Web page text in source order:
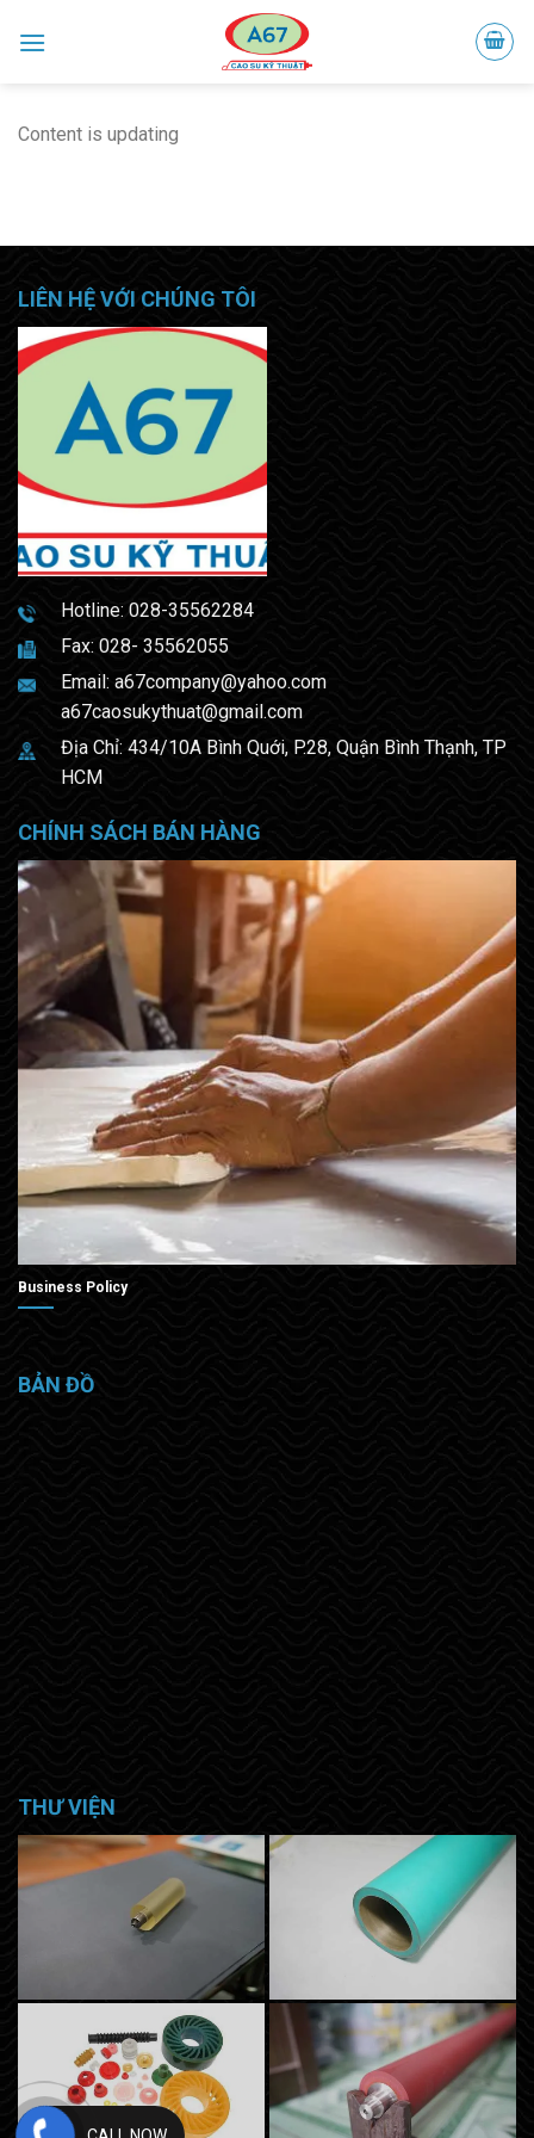
Content is updating
LIÊN HỆ VỚI CHÚNG TÔI
Hotline: 028-35562284
Fax: 028- 35562055
Email: a67company@yahoo.com
a67caosukythuat@gmail.com
Địa Chỉ: 434/10A Bình Quới, P.28, Quận Bình Thạnh, TP
HCM
CHÍNH SÁCH BÁN HÀNG
Business Policy
BẢN ĐỒ
THƯ VIỆN